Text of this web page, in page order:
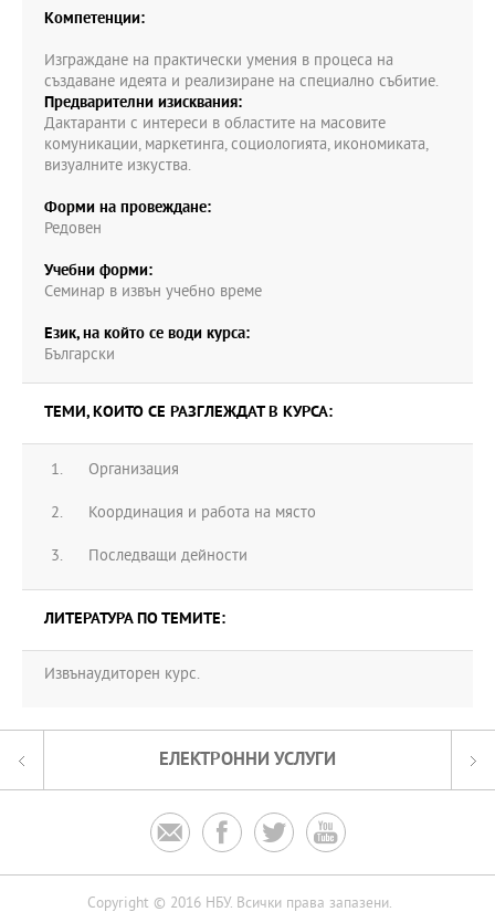
Компетенции:
Изграждане на практически умения в процеса на
създаване идеята и реализиране на специално събитие.
Предварителни изисквания:
Дактаранти с интереси в областите на масовите
комуникации, маркетинга, социологията, икономиката,
визуалните изкуства.
Форми на провеждане:
Редовен
Учебни форми:
Семинар в извън учебно време
Език, на който се води курса:
Български
ТЕМИ, КОИТО СЕ РАЗГЛЕЖДАТ В КУРСА:
Организация
Координация и работа на място
Последващи дейности
ЛИТЕРАТУРА ПО ТЕМИТЕ:
Извънаудиторен курс.
ЕЛЕКТРОННИ УСЛУГИ
   
Copyright © 2016 НБУ. Всички права запазени.